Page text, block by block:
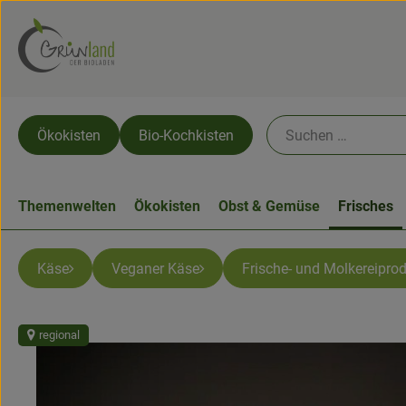
Ökokisten Bio-Kochkisten
Themenwelten Ökokisten Obst & Gemüse Frisches
Käse Veganer Käse Frische- und
regional